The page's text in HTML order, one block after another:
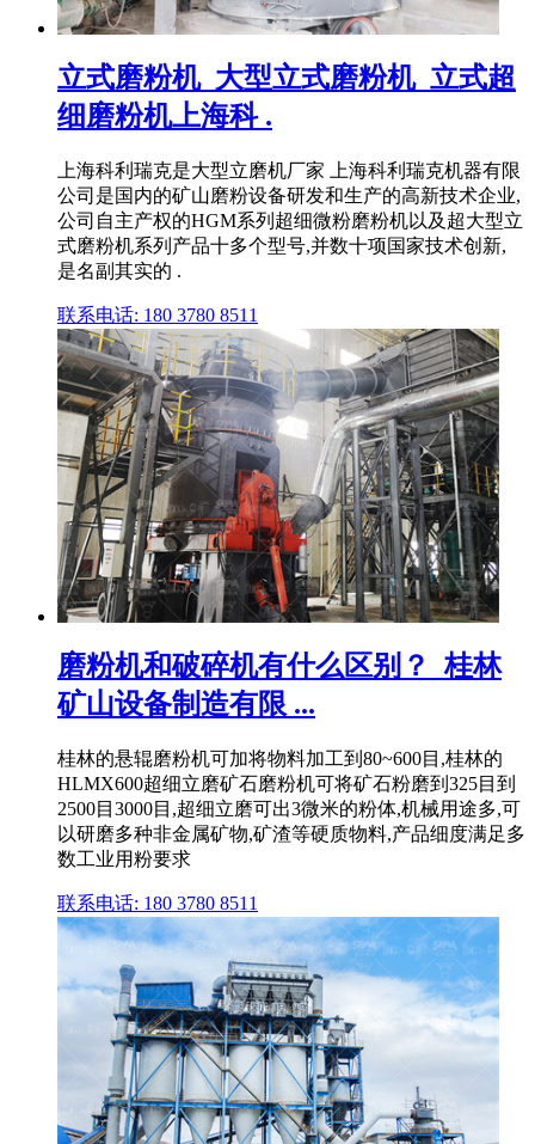
立式磨粉机_大型立式磨粉机_立式超
细磨粉机上海科 .
上海科利瑞克是大型立磨机厂家 上海科利瑞克机器有限
公司是国内的矿山磨粉设备研发和生产的高新技术企业,
公司自主产权的HGM系列超细微粉磨粉机以及超大型立
式磨粉机系列产品十多个型号,并数十项国家技术创新,
是名副其实的 .
联系电话: 180 3780 8511
磨粉机和破碎机有什么区别？_桂林
矿山设备制造有限 ...
桂林的悬辊磨粉机可加将物料加工到80~600目,桂林的
HLMX600超细立磨矿石磨粉机可将矿石粉磨到325目到
2500目3000目,超细立磨可出3微米的粉体,机械用途多,可
以研磨多种非金属矿物,矿渣等硬质物料,产品细度满足多
数工业用粉要求
联系电话: 180 3780 8511